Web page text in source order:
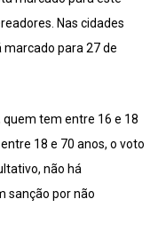
Nas cidades
para 27 de
tem entre 16 e 18
18 e 70 anos, o voto
não há
sanção por não